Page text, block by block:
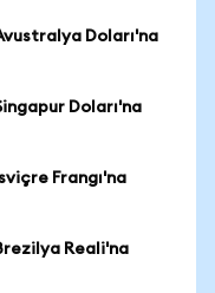
Doları'na
Doları'na
Frangı'na
Reali'na